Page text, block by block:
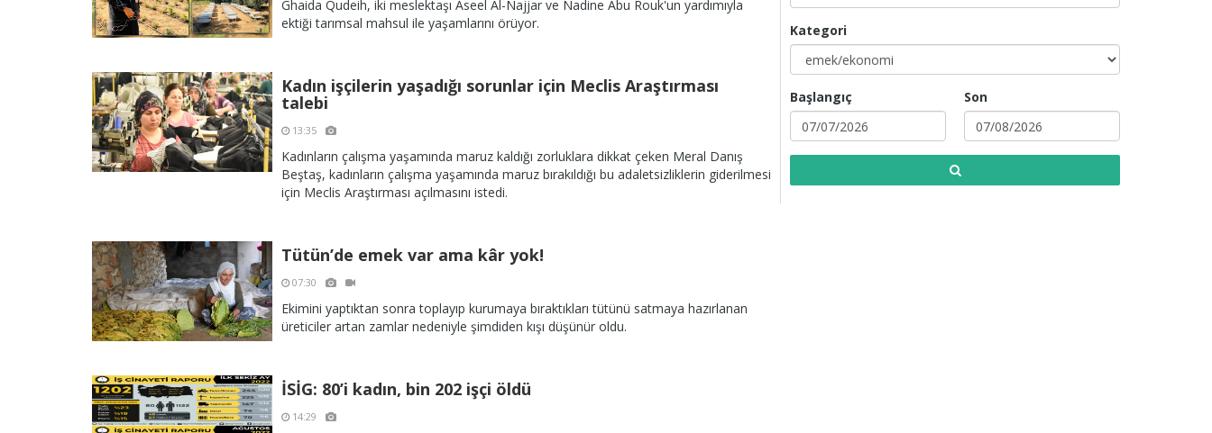
Ghaida Qudeih, iki meslektaşı Aseel Al-Najjar ve Nadine Abu Rouk'un yardımıyla
ektiği tarımsal mahsul ile yaşamlarını örüyor.
Kadın işçilerin yaşadığı sorunlar için Meclis Araştırması
talebi
13:35
Kadınların çalışma yaşamında maruz kaldığı zorluklara dikkat çeken Meral Danış
Beştaş, kadınların çalışma yaşamında maruz bırakıldığı bu adaletsizliklerin giderilmesi
için Meclis Araştırması açılmasını istedi.
Tütün’de emek var ama kâr yok!
07:30
Ekimini yaptıktan sonra toplayıp kurumaya bıraktıkları tütünü satmaya hazırlanan
üreticiler artan zamlar nedeniyle şimdiden kışı düşünür oldu.
İSİG: 80’i kadın, bin 202 işçi öldü
14:29
Kategori
Başlangıç Son